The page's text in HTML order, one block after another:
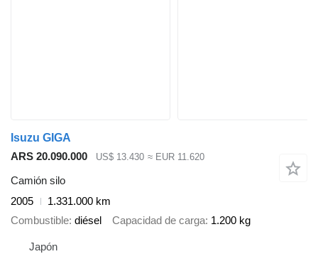
Isuzu GIGA
ARS 20.090.000
US$ 13.430 ≈ EUR 11.620
Camión silo
2005
1.331.000 km
Combustible diésel Capacidad de carga 1.200 kg
Japón